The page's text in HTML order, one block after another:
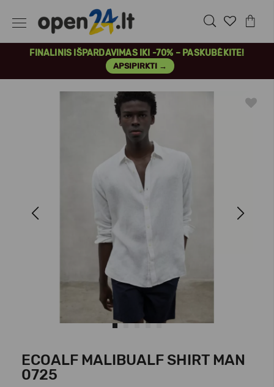
FINALINIS IŠPARDAVIMAS IKI -70% – PASKUBĖKITE!
APSIPIRKTI →
Next
ECOALF MALIBUALF SHIRT MAN
0725